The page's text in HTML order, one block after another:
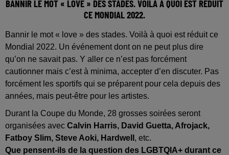
BANNIR LE MOT « LOVE » DES STADES. VOILÀ À QUOI EST RÉDUIT
CE MONDIAL 2022.
Bannir le mot « love » des stades. Voilà à quoi est réduit ce
Mondial 2022. Un événement dont on ne peut plus dire
qu’on ne savait pas. Y aller ce n’est pas forcément
cautionner mais c’est à minima, accepter d’en discuter. Pas
forcément les sportifs qui se préparent pour cela depuis des
années, mais peut-être pour les artistes.
Durant la Coupe du Monde, 28 grosses soirées seront
organisées avec Calvin Harris, David Guetta, Afrojack,
Fatboy Slim, Steve Aoki, Hardwell , etc.
Que pensent-ils de la question des LGBTQIA+ durant ce